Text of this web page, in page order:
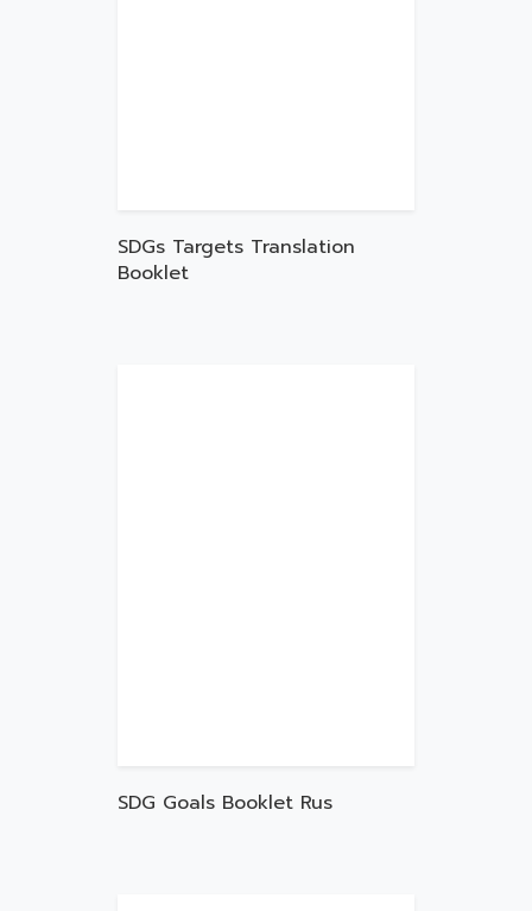
SDGs Targets Translation
Booklet
SDG Goals Booklet Rus